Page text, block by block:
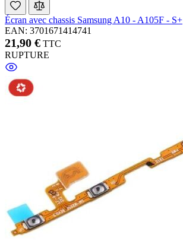
Écran avec chassis Samsung A10 - A105F - S+
EAN: 3701671414741
21,90 € TTC
RUPTURE